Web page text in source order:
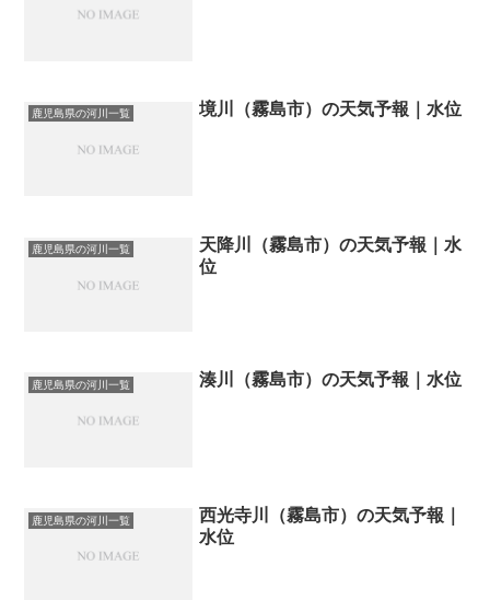
鹿児島県の河川一覧 境川（霧島市）の天気予報｜水位
鹿児島県の河川一覧
天降川（霧島市）の天気予報｜水
位
鹿児島県の河川一覧 湊川（霧島市）の天気予報｜水位
鹿児島県の河川一覧
西光寺川（霧島市）の天気予報｜
水位